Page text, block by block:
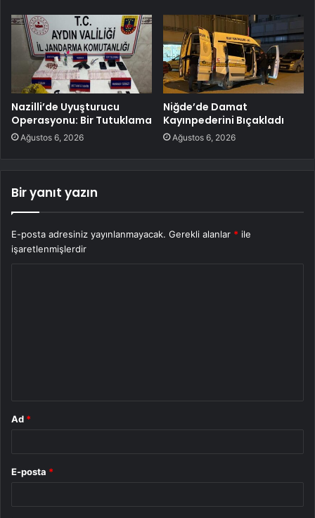
Nazilli’de Uyuşturucu
Operasyonu: Bir Tutuklama
Ağustos 6, 2026
Niğde’de Damat
Kayınpederini Bıçakladı
Ağustos 6, 2026
Bir yanıt yazın
E-posta adresiniz yayınlanmayacak. Gerekli alanlar * ile
işaretlenmişlerdir
Ad *
E-posta *